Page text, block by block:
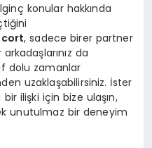
konular hakkında
, sadece birer partner
da
dolu zamanlar
uzaklaşabilirsiniz. İster
ilişki için bize ulaşın,
unutulmaz bir deneyim